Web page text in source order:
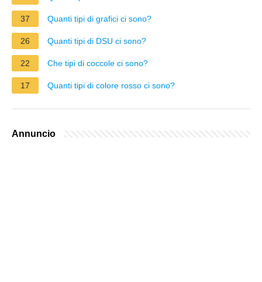
37 Quanti tipi di grafici ci sono?
26 Quanti tipi di DSU ci sono?
22 Che tipi di coccole ci sono?
17 Quanti tipi di colore rosso ci sono?
Annuncio